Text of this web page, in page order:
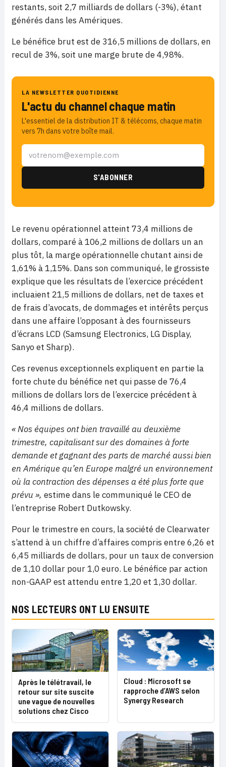
restants, soit 2,7 milliards de dollars (-3%), étant
générés dans les Amériques.
Le bénéfice brut est de 316,5 millions de dollars, en
recul de 3%, soit une marge brute de 4,98%.
LA NEWSLETTER QUOTIDIENNE
L'actu du channel chaque matin
L'essentiel de la distribution IT & télécoms, chaque matin
vers 7h dans votre boîte mail.
Le revenu opérationnel atteint 73,4 millions de
dollars, comparé à 106,2 millions de dollars un an
plus tôt, la marge opérationnelle chutant ainsi de
1,61% à 1,15%. Dans son communiqué, le grossiste
explique que les résultats de l’exercice précédent
incluaient 21,5 millions de dollars, net de taxes et
de frais d’avocats, de dommages et intérêts perçus
dans une affaire l’opposant à des fournisseurs
d’écrans LCD (Samsung Electronics, LG Display,
Sanyo et Sharp).
Ces revenus exceptionnels expliquent en partie la
forte chute du bénéfice net qui passe de 76,4
millions de dollars lors de l’exercice précédent à
46,4 millions de dollars.
« Nos équipes ont bien travaillé au deuxième
trimestre, capitalisant sur des domaines à forte
demande et gagnant des parts de marché aussi bien
en Amérique qu’en Europe malgré un environnement
où la contraction des dépenses a été plus forte que
prévu », estime dans le communiqué le CEO de
l’entreprise Robert Dutkowsky.
Pour le trimestre en cours, la société de Clearwater
s’attend à un chiffre d’affaires compris entre 6,26 et
6,45 milliards de dollars, pour un taux de conversion
de 1,10 dollar pour 1,0 euro. Le bénéfice par action
non-GAAP est attendu entre 1,20 et 1,30 dollar.
NOS LECTEURS ONT LU ENSUITE
Après le télétravail, le
retour sur site suscite
une vague de nouvelles
solutions chez Cisco
Cloud : Microsoft se
rapproche d’AWS selon
Synergy Research